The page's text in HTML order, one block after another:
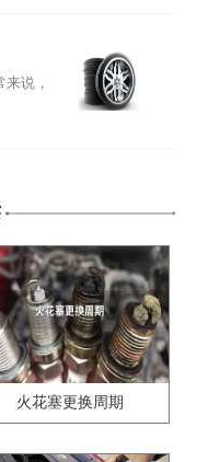
说，
火花塞更换周期